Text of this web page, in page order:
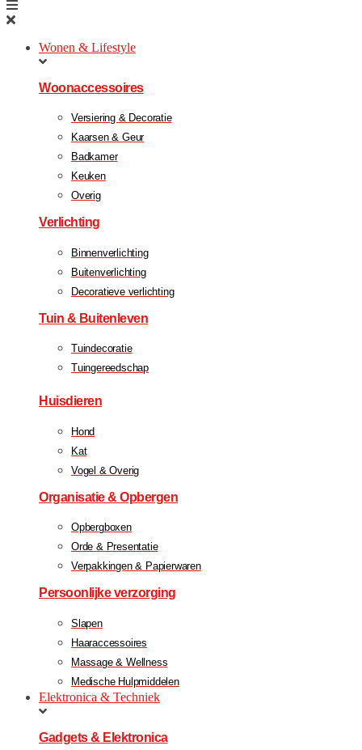
Wonen & Lifestyle
Woonaccessoires
Versiering & Decoratie
Kaarsen & Geur
Badkamer
Keuken
Overig
Verlichting
Binnenverlichting
Buitenverlichting
Decoratieve verlichting
Tuin & Buitenleven
Tuindecoratie
Tuingereedschap
Huisdieren
Hond
Kat
Vogel & Overig
Organisatie & Opbergen
Opbergboxen
Orde & Presentatie
Verpakkingen & Papierwaren
Persoonlijke verzorging
Slapen
Haaraccessoires
Massage & Wellness
Medische Hulpmiddelen
Elektronica & Techniek
Gadgets & Elektronica